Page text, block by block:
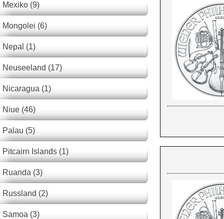
Mexiko (9)
Mongolei (6)
Nepal (1)
Neuseeland (17)
Nicaragua (1)
Niue (46)
Palau (5)
Pitcairn Islands (1)
Ruanda (3)
Russland (2)
Samoa (3)